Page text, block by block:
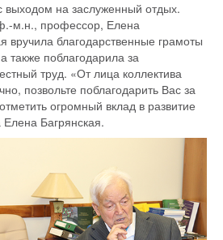
выходом на заслуженный отдых.
м.н., профессор, Елена
вручила благодарственные грамоты
также поблагодарила за
труд. «От лица коллектива
позвольте поблагодарить Вас за
огромный вклад в развитие
Багрянская.